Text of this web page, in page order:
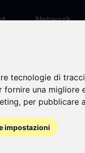
tecnologie di
fornire una migliore
, per pubblicare
impostazioni
Network